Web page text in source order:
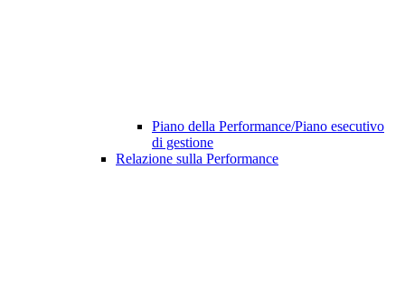
Piano della Performance/Piano esecutivo
di gestione
Relazione sulla Performance